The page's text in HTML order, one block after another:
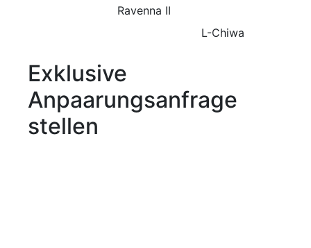
Ravenna II
L-Chiwa
Exklusive
Anpaarungsanfrage
stellen